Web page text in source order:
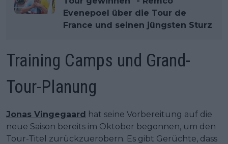
Evenepoel über die Tour de
France und seinen jüngsten Sturz
Training Camps und Grand-
Tour-Planung
Jonas Vingegaard hat seine Vorbereitung auf die
neue Saison bereits im Oktober begonnen, um den
Tour-Titel zurückzuerobern. Es gibt Gerüchte, dass